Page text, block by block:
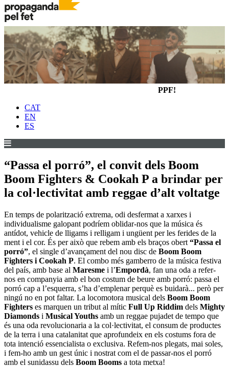
PPF!
CAT
EN
ES
“Passa el porró”, el convit dels Boom
Boom Fighters & Cookah P a brindar per
la col·lectivitat amb reggae d’alt voltatge
En temps de polarització extrema, odi desfermat a xarxes i
individualisme galopant podríem oblidar-nos que la música és
antídot, vehicle de lligams i relligam i ungüent per les ferides de la
ment i el cor. És per això que rebem amb els braços obert “Passa el
porró”, el single d’avançament del nou disc de Boom Boom
Fighters i Cookah P. El combo més gamberro de la música festiva
del país, amb base al Maresme i l’Empordà, fan una oda a refer-
nos en companyia amb el bon costum de beure amb porró: passa el
porró cap a l’esquerra, s’ha d’emplenar perquè es buidarà... però per
ningú no en pot faltar. La locomotora musical dels Boom Boom
Fighters es marquen un tribut al mític Full Up Riddim dels Mighty
Diamonds i Musical Youths amb un reggae pujadet de tempo que
és una oda revolucionaria a la col·lectivitat, el consum de productes
de la terra i una catalanitat que aprofundeix en els costums fora de
tota intenció essencialista o exclusiva. Refem-nos plegats, mai soles,
i fem-ho amb un gest únic i nostrat com el de passar-nos el porró
amb el sunidassu dels Boom Booms a tota metxa!